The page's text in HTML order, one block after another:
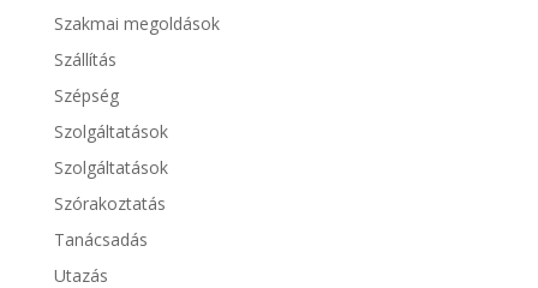
Szakmai megoldások
Szállítás
Szépség
Szolgáltatások
Szolgáltatások
Szórakoztatás
Tanácsadás
Utazás